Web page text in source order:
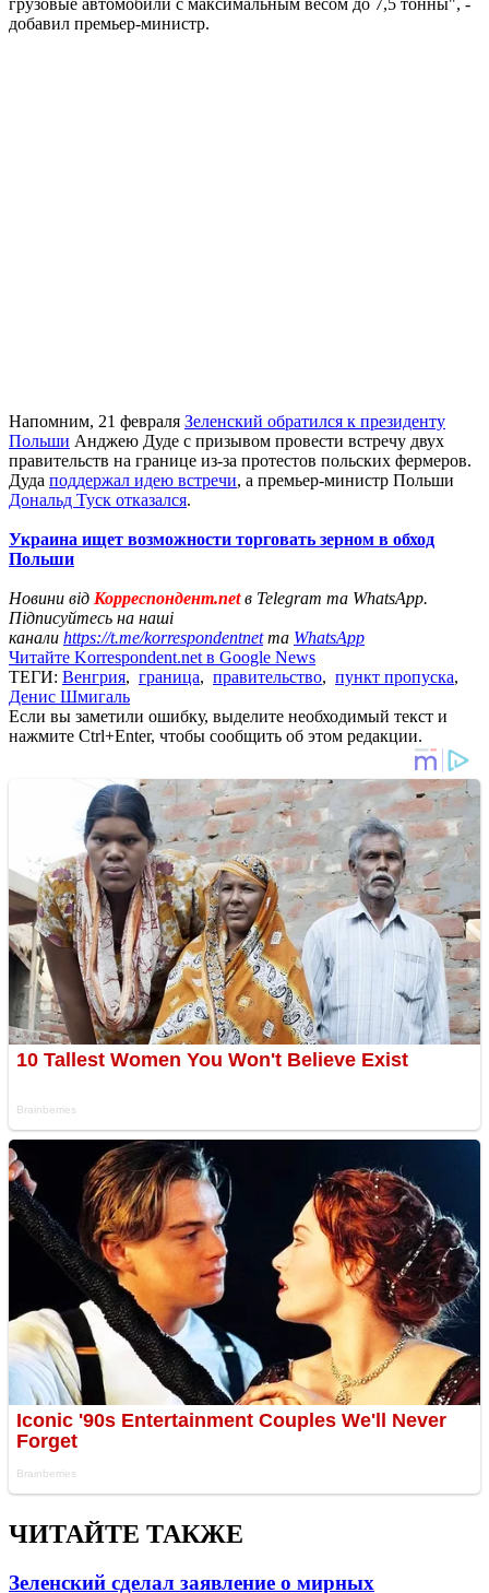
добавил премьер-министр.
Напомним, 21 февраля Зеленский обратился к президенту
Польши Анджею Дуде с призывом провести встречу двух
правительств на границе из-за протестов польских фермеров.
Дуда поддержал идею встречи, а премьер-министр Польши
Дональд Туск отказался.
Украина ищет возможности торговать зерном в обход
Польши
Новини від Корреспондент.netв Telegram та WhatsApp.
Підписуйтесь на наші
канали https://t.me/korrespondentnetта WhatsApp
Читайте Korrespondent.net в Google News
ТЕГИ: Венгрия, граница, правительство, пункт пропуска,
Денис Шмигаль
Если вы заметили ошибку, выделите необходимый текст и
нажмите Ctrl+Enter, чтобы сообщить об этом редакции.
ЧИТАЙТЕ ТАКЖЕ
Зеленский сделал заявление о мирных